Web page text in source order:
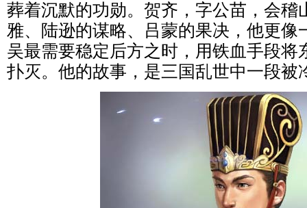
葬着沉默的功勋。贺齐，字公苗，会稽
雅、陆逊的谋略、吕蒙的果决，他更像
吴最需要稳定后方之时，用铁血手段将
扑灭。他的故事，是三国乱世中一段